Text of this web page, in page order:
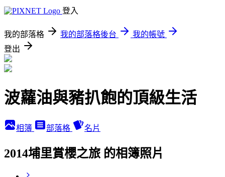
登入
我的部落格 我的部落格後台
我的帳號
登出
波蘿油與豬扒飽的頂級生活
相簿 部落格 名片
2014埔里賞櫻之旅 的相簿照片